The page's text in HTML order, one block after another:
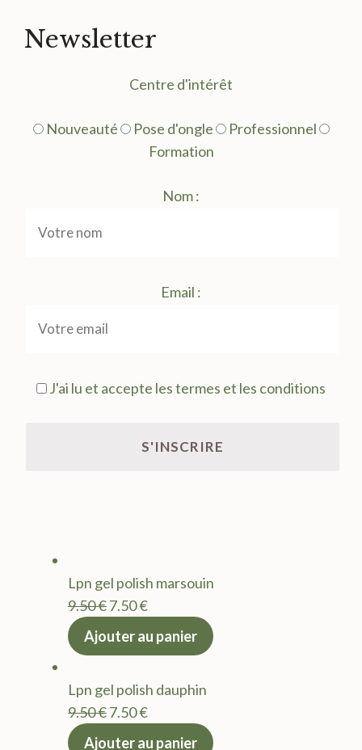
Newsletter
Centre d'intérêt
Nouveauté Pose d'ongle
Professionnel
Formation
Nom :
Email :
J'ai lu et accepte les termes et les conditions
Lpn gel polish marsouin
9.50€Le
prix
9.50 €.
7.50€Le
actuel
7.50 €.
Ajouter au panier
Lpn gel polish dauphin
9.50€Le
prix
7.50€Le
Ajouter au panier